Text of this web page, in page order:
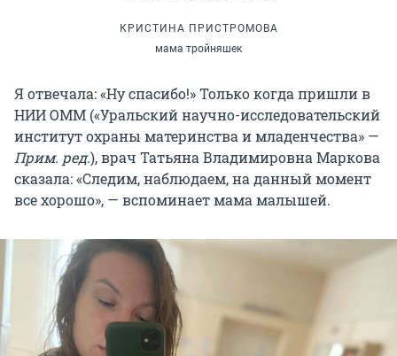
КРИСТИНА ПРИСТРОМОВА
мама тройняшек
Я отвечала: «Ну спасибо!» Только когда пришли в
НИИ ОММ («Уральский научно-исследовательский
институт охраны материнства и младенчества» —
Прим. ред.), врач Татьяна Владимировна Маркова
сказала: «Следим, наблюдаем, на данный момент
все хорошо», — вспоминает мама малышей.